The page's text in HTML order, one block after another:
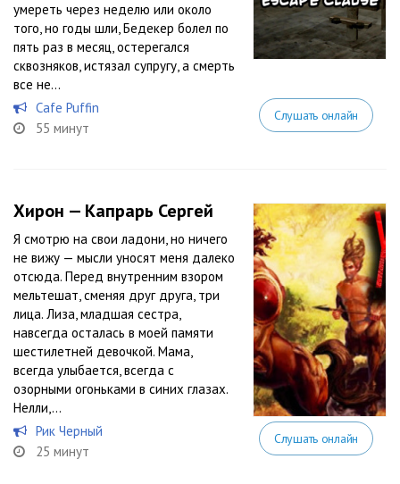
умереть через неделю или около
того, но годы шли, Бедекер болел по
пять раз в месяц, остерегался
сквозняков, истязал супругу, а смерть
все не...
Cafe Puffin
55 минут
Слушать онлайн
Хирон — Капрарь Сергей
Я смотрю на свои ладони, но ничего
не вижу — мысли уносят меня далеко
отсюда. Перед внутренним взором
мельтешат, сменяя друг друга, три
лица. Лиза, младшая сестра,
навсегда осталась в моей памяти
шестилетней девочкой. Мама,
всегда улыбается, всегда с
озорными огоньками в синих глазах.
Нелли,...
Рик Черный
25 минут
Слушать онлайн